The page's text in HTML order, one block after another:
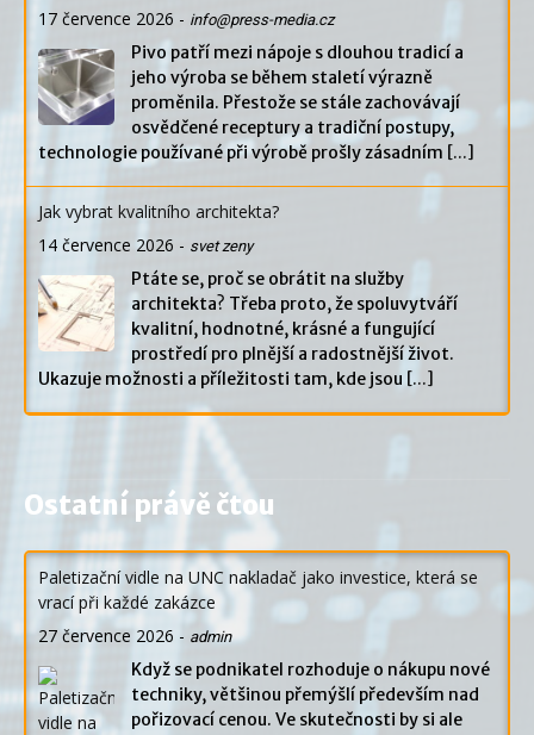
17 července 2026 - info@press-media.cz
Pivo patří mezi nápoje s dlouhou tradicí a
jeho výroba se během staletí výrazně
proměnila. Přestože se stále zachovávají
osvědčené receptury a tradiční postupy,
technologie používané při výrobě prošly zásadním [...]
Jak vybrat kvalitního architekta?
14 července 2026 - svet zeny
Ptáte se, proč se obrátit na služby
architekta? Třeba proto, že spoluvytváří
kvalitní, hodnotné, krásné a fungující
prostředí pro plnější a radostnější život.
Ukazuje možnosti a příležitosti tam, kde jsou [...]
Ostatní právě čtou
Paletizační vidle na UNC nakladač jako investice, která se
vrací při každé zakázce
27 července 2026 - admin
Když se podnikatel rozhoduje o nákupu nové
techniky, většinou přemýšlí především nad
pořizovací cenou. Ve skutečnosti by si ale